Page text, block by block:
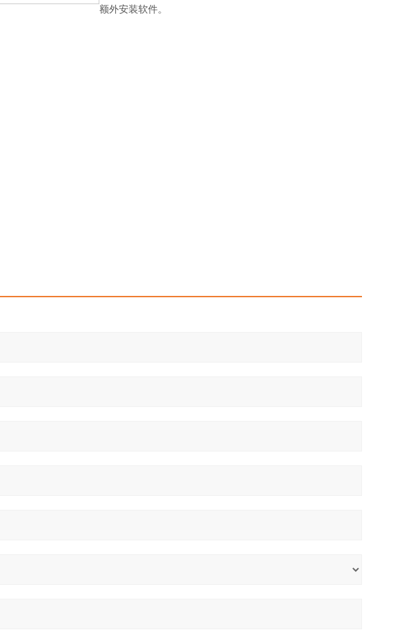
额外安装软件。